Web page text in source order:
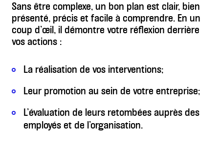
Sans être complexe, un bon plan est clair, bien
présenté, précis et facile à comprendre. En un
coup d’œil, il démontre votre réflexion derrière
vos actions :
La réalisation de vos interventions;
Leur promotion au sein de votre entreprise;
L’évaluation de leurs retombées auprès des
employés et de l’organisation.